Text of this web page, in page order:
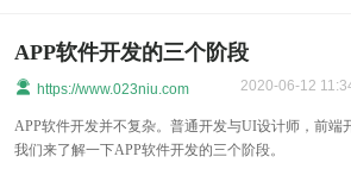
APP软件开发的三个阶段
https://www.023niu.com 2020-06-12
APP软件开发并不复杂。普通开发与UI设计师，前
我们来了解一下APP软件开发的三个阶段。